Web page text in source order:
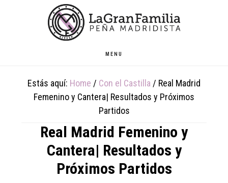
MENU
Estás aquí: Home / Con el Castilla / Real Madrid
Femenino y Cantera| Resultados y Próximos
Partidos
Real Madrid Femenino y
Cantera| Resultados y
Próximos Partidos